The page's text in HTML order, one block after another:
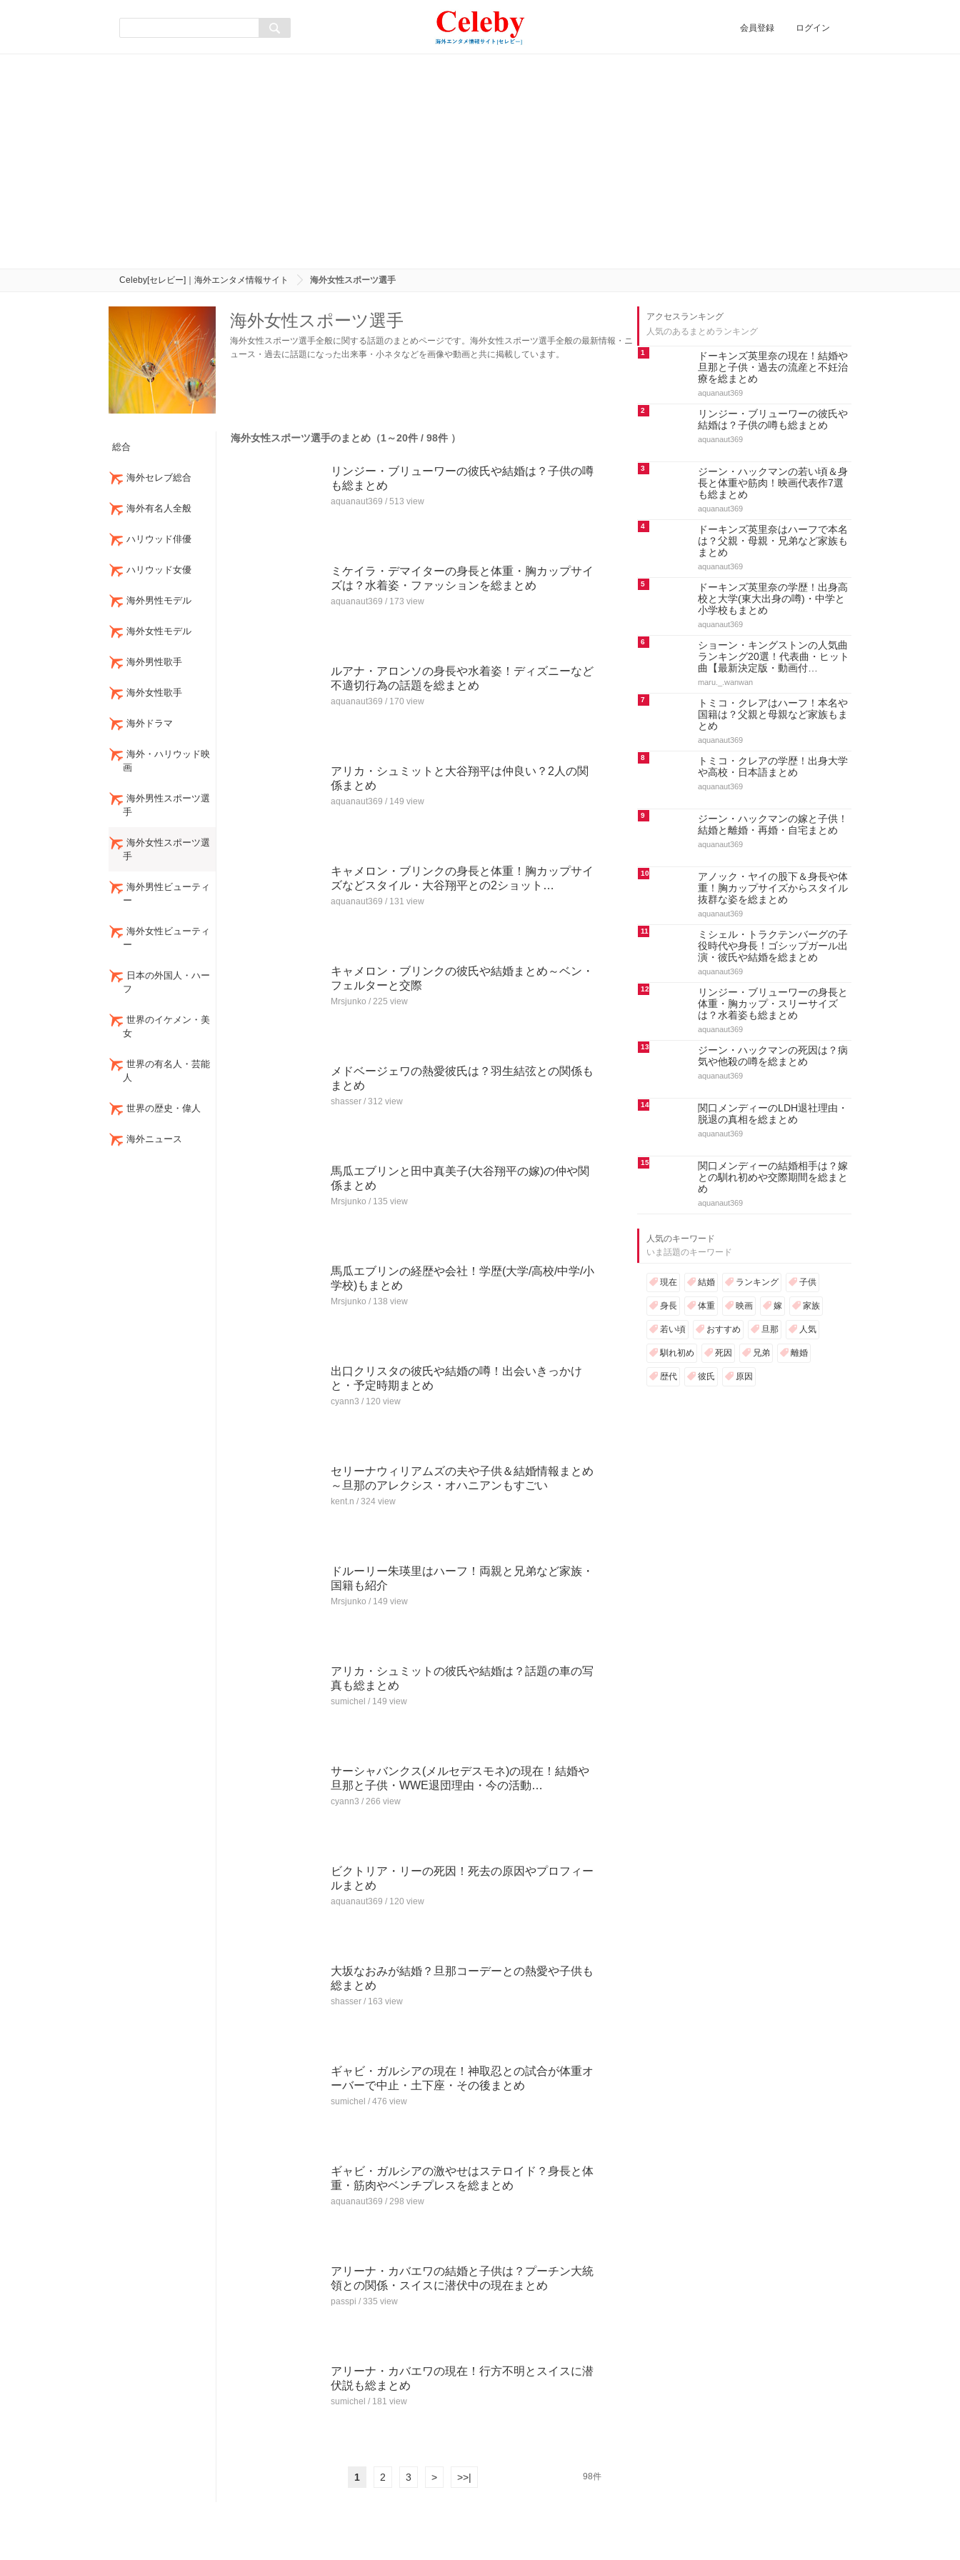
会員登録 ログイン
Celeby[セレビー]｜海外エンタメ情報サイト 海外女性スポーツ選手
海外女性スポーツ選手
海外女性スポーツ選手全般に関する話題のまとめページです。海外女性スポーツ選手全般の最新情報・ニ
ュース・過去に話題になった出来事・小ネタなどを画像や動画と共に掲載しています。
総合
海外セレブ総合
海外有名人全般
ハリウッド俳優
ハリウッド女優
海外男性モデル
海外女性モデル
海外男性歌手
海外女性歌手
海外ドラマ
海外・ハリウッド映
画
海外男性スポーツ選
手
海外女性スポーツ選
手
海外男性ビューティ
ー
海外女性ビューティ
ー
日本の外国人・ハー
フ
世界のイケメン・美
女
世界の有名人・芸能
人
世界の歴史・偉人
海外ニュース
海外女性スポーツ選手のまとめ（1～20件 / 98件 ）
リンジー・ブリューワーの彼氏や結婚は？子供の噂
も総まとめ
aquanaut369 / 513 view
ミケイラ・デマイターの身長と体重・胸カップサイ
ズは？水着姿・ファッションを総まとめ
aquanaut369 / 173 view
ルアナ・アロンソの身長や水着姿！ディズニーなど
不適切行為の話題を総まとめ
aquanaut369 / 170 view
アリカ・シュミットと大谷翔平は仲良い？2人の関
係まとめ
aquanaut369 / 149 view
キャメロン・ブリンクの身長と体重！胸カップサイ
ズなどスタイル・大谷翔平との2ショット…
aquanaut369 / 131 view
キャメロン・ブリンクの彼氏や結婚まとめ～ベン・
フェルターと交際
Mrsjunko / 225 view
メドベージェワの熱愛彼氏は？羽生結弦との関係も
まとめ
shasser / 312 view
馬瓜エブリンと田中真美子(大谷翔平の嫁)の仲や関
係まとめ
Mrsjunko / 135 view
馬瓜エブリンの経歴や会社！学歴(大学/高校/中学/小
学校)もまとめ
Mrsjunko / 138 view
出口クリスタの彼氏や結婚の噂！出会いきっかけ
と・予定時期まとめ
cyann3 / 120 view
セリーナウィリアムズの夫や子供＆結婚情報まとめ
～旦那のアレクシス・オハニアンもすごい
kent.n / 324 view
ドルーリー朱瑛里はハーフ！両親と兄弟など家族・
国籍も紹介
Mrsjunko / 149 view
アリカ・シュミットの彼氏や結婚は？話題の車の写
真も総まとめ
sumichel / 149 view
サーシャバンクス(メルセデスモネ)の現在！結婚や
旦那と子供・WWE退団理由・今の活動…
cyann3 / 266 view
ビクトリア・リーの死因！死去の原因やプロフィー
ルまとめ
aquanaut369 / 120 view
大坂なおみが結婚？旦那コーデーとの熱愛や子供も
総まとめ
shasser / 163 view
ギャビ・ガルシアの現在！神取忍との試合が体重オ
ーバーで中止・土下座・その後まとめ
sumichel / 476 view
ギャビ・ガルシアの激やせはステロイド？身長と体
重・筋肉やベンチプレスを総まとめ
aquanaut369 / 298 view
アリーナ・カバエワの結婚と子供は？プーチン大統
領との関係・スイスに潜伏中の現在まとめ
passpi / 335 view
アリーナ・カバエワの現在！行方不明とスイスに潜
伏説も総まとめ
sumichel / 181 view
1 2 3 > >>| 98件
アクセスランキング
人気のあるまとめランキング
1
ドーキンズ英里奈の現在！結婚や
旦那と子供・過去の流産と不妊治
療を総まとめ
aquanaut369
2
リンジー・ブリューワーの彼氏や
結婚は？子供の噂も総まとめ
aquanaut369
3
ジーン・ハックマンの若い頃＆身
長と体重や筋肉！映画代表作7選
も総まとめ
aquanaut369
4
ドーキンズ英里奈はハーフで本名
は？父親・母親・兄弟など家族も
まとめ
aquanaut369
5
ドーキンズ英里奈の学歴！出身高
校と大学(東大出身の噂)・中学と
小学校もまとめ
aquanaut369
6
ショーン・キングストンの人気曲
ランキング20選！代表曲・ヒット
曲【最新決定版・動画付…
maru._.wanwan
7
トミコ・クレアはハーフ！本名や
国籍は？父親と母親など家族もま
とめ
aquanaut369
8
トミコ・クレアの学歴！出身大学
や高校・日本語まとめ
aquanaut369
9
ジーン・ハックマンの嫁と子供！
結婚と離婚・再婚・自宅まとめ
aquanaut369
10
アノック・ヤイの股下＆身長や体
重！胸カップサイズからスタイル
抜群な姿を総まとめ
aquanaut369
11
ミシェル・トラクテンバーグの子
役時代や身長！ゴシップガール出
演・彼氏や結婚を総まとめ
aquanaut369
12
リンジー・ブリューワーの身長と
体重・胸カップ・スリーサイズ
は？水着姿も総まとめ
aquanaut369
13
ジーン・ハックマンの死因は？病
気や他殺の噂を総まとめ
aquanaut369
14
関口メンディーのLDH退社理由・
脱退の真相を総まとめ
aquanaut369
15
関口メンディーの結婚相手は？嫁
との馴れ初めや交際期間を総まと
め
aquanaut369
人気のキーワード
いま話題のキーワード
現在 結婚 ランキング 子供
身長 体重 映画 嫁 家族
若い頃 おすすめ 旦那 人気
馴れ初め 死因 兄弟 離婚
歴代 彼氏 原因